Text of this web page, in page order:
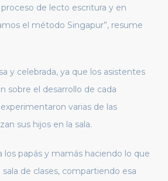
de lecto escritura y en
el método Singapur”, resume
y celebrada, ya que los asistentes
sobre el desarrollo de cada
varias de las
sus hijos en la sala.
los papás y mamás haciendo lo que
sala de clases, compartiendo esa